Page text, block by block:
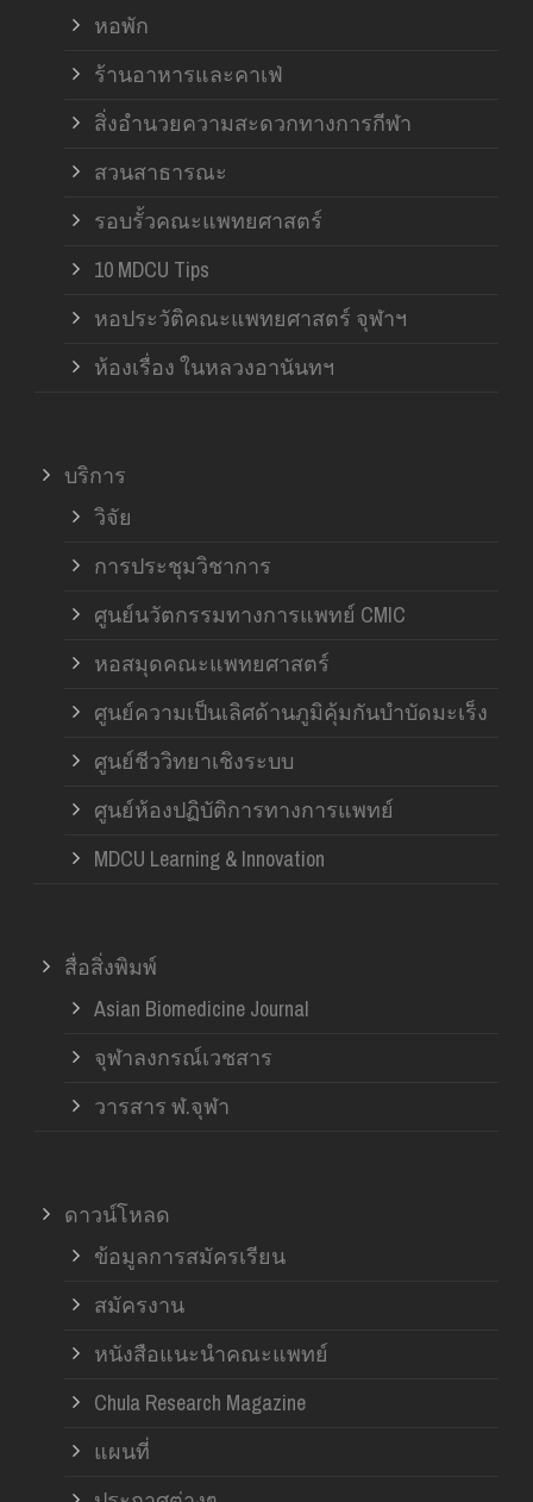
หอพัก
ร้านอาหารและคาเฟ่
สิ่งอำนวยความสะดวกทางการกีฬา
สวนสาธารณะ
รอบรั้วคณะแพทยศาสตร์
10 MDCU Tips
หอประวัติคณะแพทยศาสตร์ จุฬาฯ
ห้องเรื่อง ในหลวงอานันทฯ
บริการ
วิจัย
การประชุมวิชาการ
ศูนย์นวัตกรรมทางการแพทย์ CMIC
หอสมุดคณะแพทยศาสตร์
ศูนย์ความเป็นเลิศด้านภูมิคุ้มกันบำบัดมะเร็ง
ศูนย์ชีววิทยาเชิงระบบ
ศูนย์ห้องปฏิบัติการทางการแพทย์
MDCU Learning & Innovation
สื่อสิ่งพิมพ์
Asian Biomedicine Journal
จุฬาลงกรณ์เวชสาร
วารสาร ฬ.จุฬา
ดาวน์โหลด
ข้อมูลการสมัครเรียน
สมัครงาน
หนังสือแนะนำคณะแพทย์
Chula Research Magazine
แผนที่